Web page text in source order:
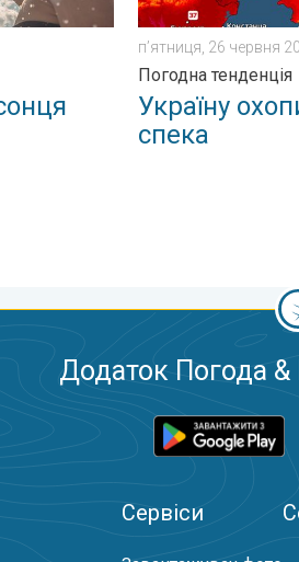
пʼятниця, 26 червня
Погодна тенденція
Україну
спека
Додаток Погода
Сервіси